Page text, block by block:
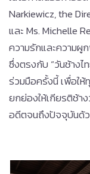
Narkiewicz, the
และ Ms. Michelle
ความรักและความผู
ซึ่งตรงกับ “วันช้างไ
ร่วมมือครั้งนี้ เพื่อใ
ยกย่องให้เกียรติช้า
อดีตจนถึงปัจจุบันด้